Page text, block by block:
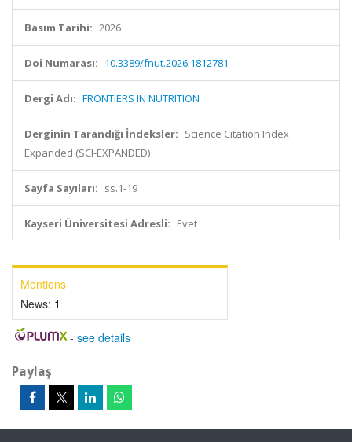
Basım Tarihi: 2026
Doi Numarası: 10.3389/fnut.2026.1812781
Dergi Adı: FRONTIERS IN NUTRITION
Derginin Tarandığı İndeksler: Science Citation Index
Expanded (SCI-EXPANDED)
Sayfa Sayıları: ss.1-19
Kayseri Üniversitesi Adresli: Evet
Mentions
News: 1
- see details
Paylaş